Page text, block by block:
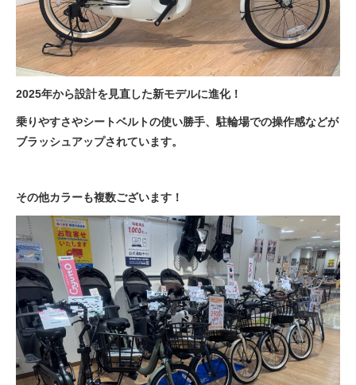
個人情報保護
2025年から設計を見直した新モデルに進化！
乗りやすさやシートベルトの使い勝手、駐輪場での操作感などが
ブラッシュアップされています。
その他カラーも複数ございます！